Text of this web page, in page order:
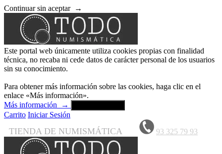
Continuar sin aceptar →
Este portal web únicamente utiliza cookies propias con finalidad
técnica, no recaba ni cede datos de carácter personal de los usuarios
sin su conocimiento.
Para obtener más información sobre las cookies, haga clic en el
enlace «Más información».
Más información
→
Carrito Iniciar Sesión
TIENDA DE NUMISMÁTICA 93 325 79 93